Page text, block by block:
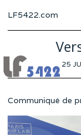
LF5422.com
25
Communiqué de